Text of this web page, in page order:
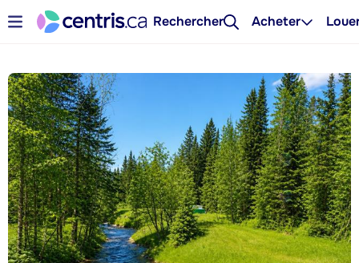
Rechercher Acheter